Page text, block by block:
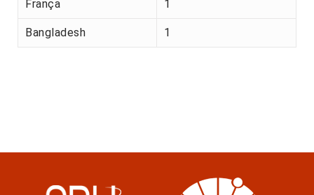
França 1
Bangladesh 1